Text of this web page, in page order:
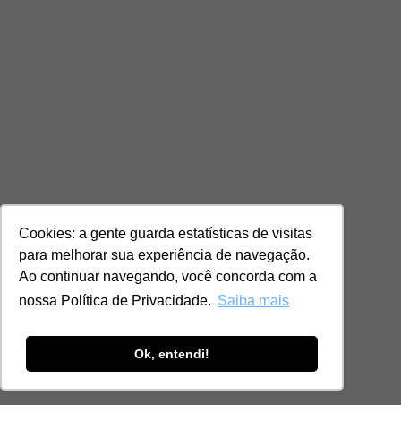
Cookies: a gente guarda estatísticas de visitas
para melhorar sua experiência de navegação.
Ao continuar navegando, você concorda com a
nossa Política de Privacidade. Saiba mais
Ok, entendi!